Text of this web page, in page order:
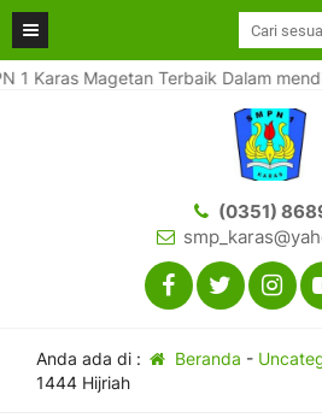
1 Karas Magetan Terbaik Dalam
(0351)
Anda ada di : Beranda -
1444 Hijriah